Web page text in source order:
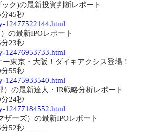
ク)の最新投資判断レポート
45秒
12477522144.html
の最新IPOレポート
23秒
12476953733.html
東京・大阪！ダイキアクシス登場！
55秒
12475933540.html
の最新達人・IR戦略分析レポート
24秒
12477184552.html
ザーズ）の最新IPOレポート
52秒